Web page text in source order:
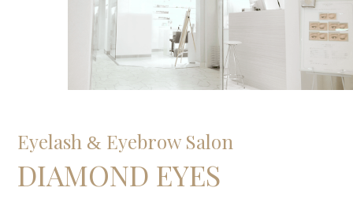
Eyelash & Eyebrow Salon
DIAMOND EYES